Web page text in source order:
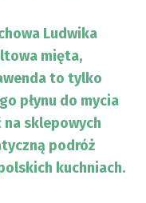
Ludwika
mięta,
to tylko
płynu do mycia
na sklepowych
podróż
kuchniach.